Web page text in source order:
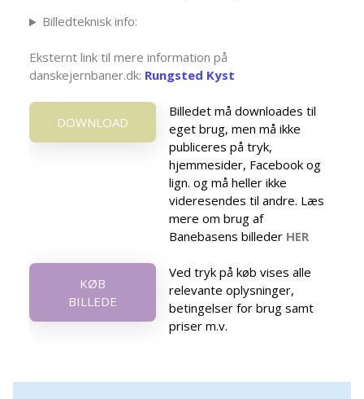
Billedteknisk info:
Eksternt link til mere information på
danskejernbaner.dk: Rungsted Kyst
DOWNLOAD
Billedet må downloades til
eget brug, men må ikke
publiceres på tryk,
hjemmesider, Facebook og
lign. og må heller ikke
videresendes til andre. Læs
mere om brug af
Banebasens billeder HER
KØB
BILLEDE
Ved tryk på køb vises alle
relevante oplysninger,
betingelser for brug samt
priser m.v.